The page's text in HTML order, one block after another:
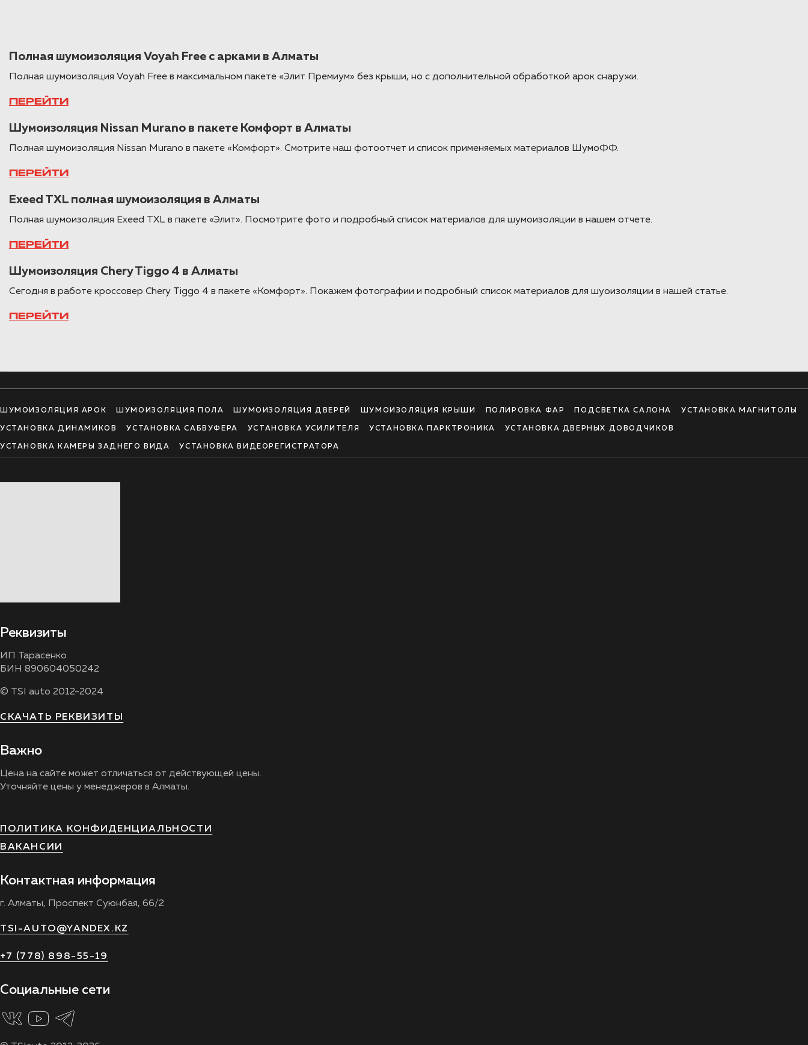
Полная шумоизоляция Voyah Free с арками в Алматы
Полная шумоизоляция Voyah Free в максимальном пакете «Элит Премиум» без крыши, но с дополнительной обработкой арок снаружи.
ПЕРЕЙТИ
Шумоизоляция Nissan Murano в пакете Комфорт в Алматы
Полная шумоизоляция Nissan Murano в пакете «Комфорт». Смотрите наш фотоотчет и список применяемых материалов ШумоФФ.
ПЕРЕЙТИ
Exeed TXL полная шумоизоляция в Алматы
Полная шумоизоляция Exeed TXL в пакете «Элит». Посмотрите фото и подробный список материалов для шумоизоляции в нашем отчете.
ПЕРЕЙТИ
Шумоизоляция Chery Tiggo 4 в Алматы
Сегодня в работе кроссовер Chery Tiggo 4 в пакете «Комфорт». Покажем фотографии и подробный список материалов для шуоизоляции в нашей статье.
ПЕРЕЙТИ
ШУМОИЗОЛЯЦИЯ АРОК ШУМОИЗОЛЯЦИЯ ПОЛА ШУМОИЗОЛЯЦИЯ ДВЕРЕЙ ШУМОИЗОЛЯЦИЯ КРЫШИ ПОЛИРОВКА ФАР ПОДСВЕТКА САЛОНА УСТАНОВКА МАГНИТОЛЫ
УСТАНОВКА ДИНАМИКОВ УСТАНОВКА САБВУФЕРА УСТАНОВКА УСИЛИТЕЛЯ УСТАНОВКА ПАРКТРОНИКА УСТАНОВКА ДВЕРНЫХ ДОВОДЧИКОВ
УСТАНОВКА КАМЕРЫ ЗАДНЕГО ВИДА УСТАНОВКА ВИДЕОРЕГИСТРАТОРА
Реквизиты
ИП Тарасенко
БИН 890604050242
© TSI auto 2012-2024
СКАЧАТЬ РЕКВИЗИТЫ
Важно
Цена на сайте может отличаться от действующей цены.
Уточняйте цены у менеджеров в Алматы.
ПОЛИТИКА КОНФИДЕНЦИАЛЬНОСТИ
ВАКАНСИИ
Контактная информация
г. Алматы, Проспект Суюнбая, 66/2
TSI-AUTO@YANDEX.KZ
+7 (778) 898-55-19
Социальные сети